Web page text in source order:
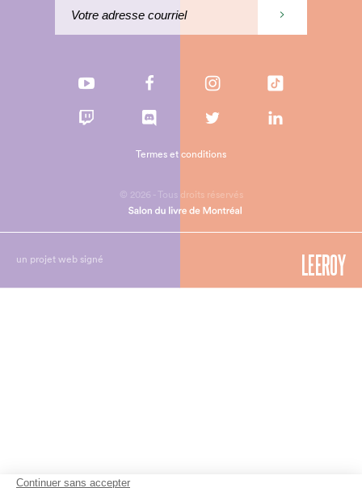
© 2026 - Tous droits réservés
Termes et conditions
un projet web signé